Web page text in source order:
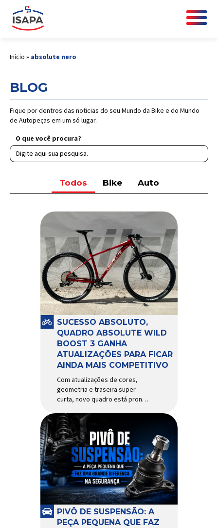
Início » absolute nero
BLOG
Fique por dentros das noticias do seu Mundo da Bike e do Mundo
de Autopeças em um só lugar.
O que você procura?
Todos Bike Auto
SUCESSO ABSOLUTO,
QUADRO ABSOLUTE WILD
BOOST 3 GANHA
ATUALIZAÇÕES PARA FICAR
AINDA MAIS COMPETITIVO
Com atualizações de cores,
geometria e traseira super
curta, novo quadro está pronto
modelos muito mais caros e
avançados Apresentado há
alguns anos, o quadro Wild
Boost se transformou em um
dos modelos aro 29” de maior
sucesso da Absolute. Indicado
para mountain bike cross-
country, trail leve e até uso […]
PIVÔ DE SUSPENSÃO: A
PEÇA PEQUENA QUE FAZ